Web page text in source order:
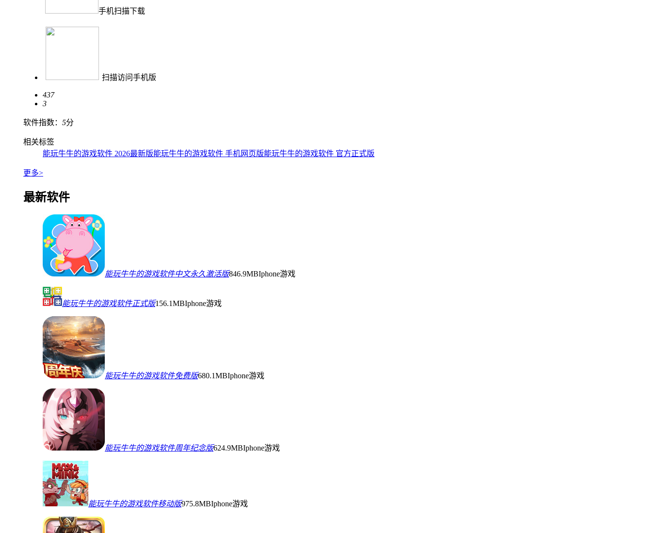
手机扫描下载
扫描访问手机版
437
3
软件指数： 5分
相关标签
能玩牛牛的游戏软件 2026最新版能玩牛牛的游戏软件 手机网页版能玩牛牛的游戏软件 官方正式版
更多>
最新软件
能玩牛牛的游戏软件中文永久激活版846.9MBIphone游戏
能玩牛牛的游戏软件正式版156.1MBIphone游戏
能玩牛牛的游戏软件免费版680.1MBIphone游戏
能玩牛牛的游戏软件周年纪念版624.9MBIphone游戏
能玩牛牛的游戏软件移动版975.8MBIphone游戏